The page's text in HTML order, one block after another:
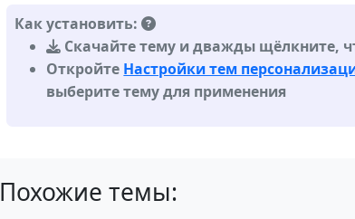
Как установить:
Скачайте тему и дважды щёлкните,
Откройте Настройки тем
выберите тему для применения
Похожие темы: